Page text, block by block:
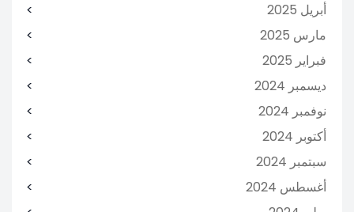
أبريل 2025
مارس 2025
فبراير 2025
ديسمبر 2024
نوفمبر 2024
أكتوبر 2024
سبتمبر 2024
أغسطس 2024